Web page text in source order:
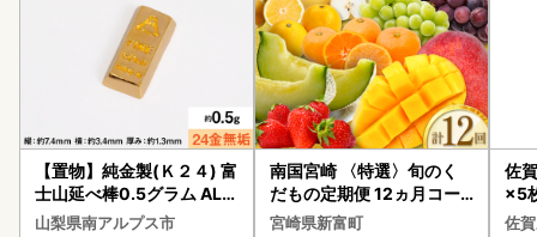
【置物】純金製(Ｋ２４) 富
士山延べ棒0.5グラム ALP
BK181
山梨県南アルプス市
南国宮崎 〈特選〉旬のく
だもの定期便 12ヵ月コー
ス【F84-25】
宮崎県新富町
佐
×5
佐